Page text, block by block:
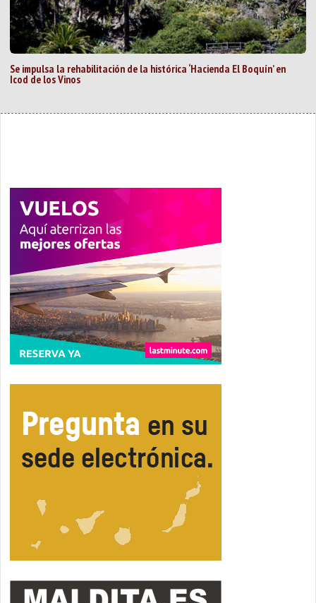
Se impulsa la rehabilitación de la histórica ‘Hacienda El Boquín’ en
Icod de los Vinos